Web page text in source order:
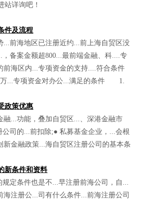
站详询吧！
件及流程
...前海地区已注册近约...前上海自贸区没
备案金额超800...最前端金融、科....专
前海区内...专项资金的支持....符合条件
万...专项资金对办公...满足的条件 1.
政策优惠
融...功能，叠加自贸区...、深港金融市
司的...前扣除;● 私募基金企业，...会根
新金融政策...海自贸区注册公司的基本条
新条件和资料
规定条件也是不...早注册前海公司，自...
海注册公...司有什么条件...前海注册公司